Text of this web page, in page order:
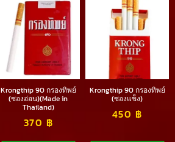
Krongthip 90 กรองทิพย์
(ซองอ่อน)(Made in
Thailand)
370 ฿
Krongthip 90 กรองทิพย์
(ซองแข็ง)
450 ฿